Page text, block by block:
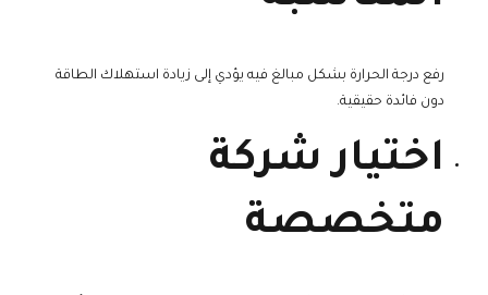
رفع درجة الحرارة بشكل مبالغ فيه يؤدي إلى زيادة استهلاك الطاقة
دون فائدة حقيقية.
اختيار شركة
متخصصة